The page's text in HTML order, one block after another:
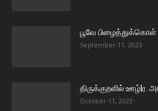
பூவே
September 11, 2023
திருக்குறளில் ஊழ்|ர.
October 11, 2023